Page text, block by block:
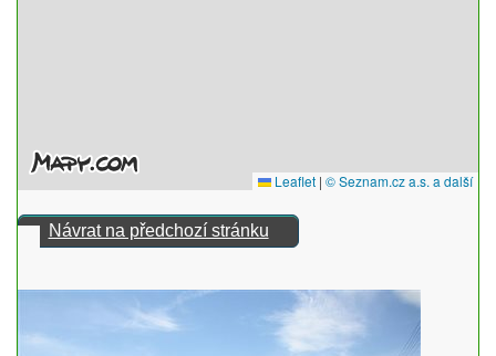
Návrat na předchozí stránku